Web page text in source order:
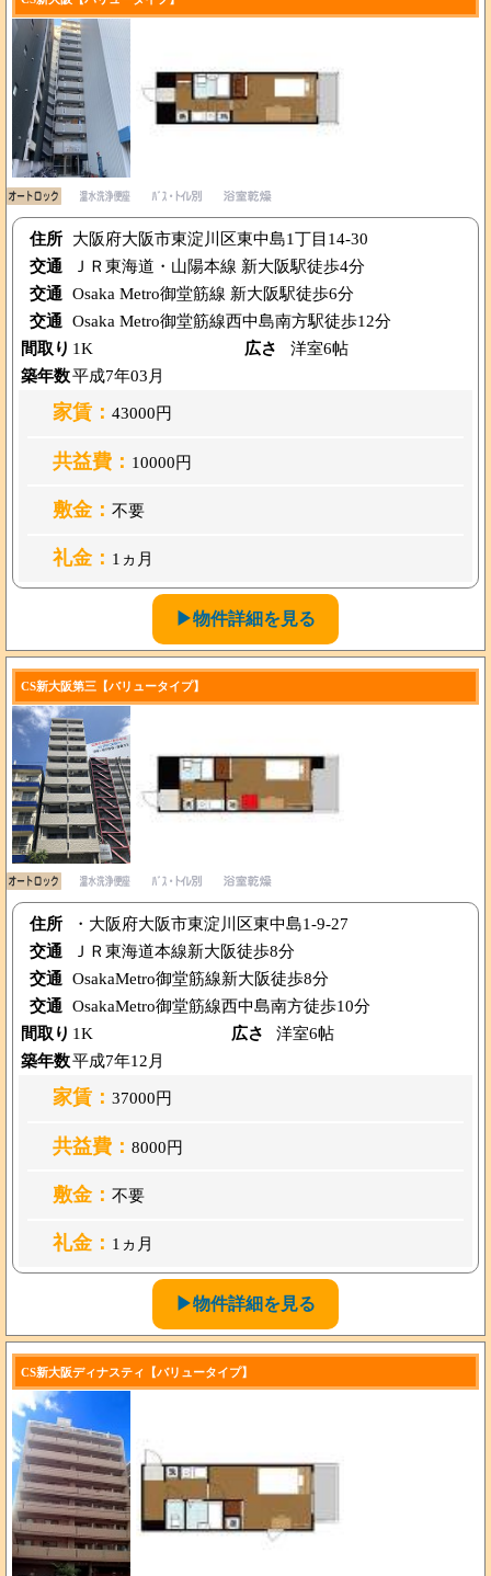
住所
大阪府大阪市東淀川区東中島1丁目14-30
交通
ＪＲ東海道・山陽本線 新大阪駅徒歩4分
交通 Osaka Metro御堂筋線 新大阪駅徒歩6分
交通 Osaka Metro御堂筋線西中島南方駅徒歩12分
間取り 1K 広さ
洋室6帖
築年数平成7年03月
家賃： 43000円
共益費： 10000円
敷金： 不要
礼金： 1ヵ月
▶物件詳細を見る
CS新大阪第三【バリュータイプ】
住所
・大阪府大阪市東淀川区東中島1-9-27
交通
ＪＲ東海道本線新大阪徒歩8分
交通 OsakaMetro御堂筋線新大阪徒歩8分
交通 OsakaMetro御堂筋線西中島南方徒歩10分
間取り 1K 広さ
洋室6帖
築年数平成7年12月
家賃： 37000円
共益費： 8000円
敷金： 不要
礼金： 1ヵ月
▶物件詳細を見る
CS新大阪ディナスティ【バリュータイプ】